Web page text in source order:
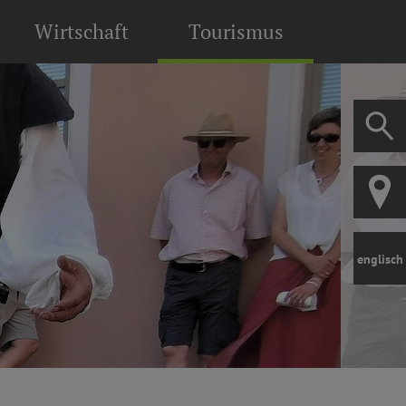
Wirtschaft Tourismus
englisch